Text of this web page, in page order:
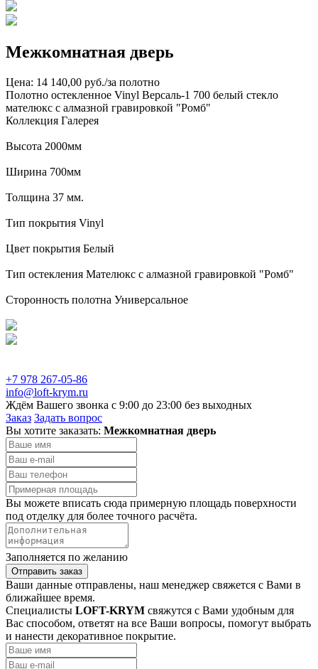
Межкомнатная дверь
Цена: 14 140,00 руб./за полотно
Полотно остекленное Vinyl Версаль-1 700 белый стекло
мателюкс с алмазной гравировкой "Ромб"
Коллекция Галерея
Высота 2000мм
Ширина 700мм
Толщина 37 мм.
Тип покрытия Vinyl
Цвет покрытия Белый
Тип остекления Мателюкс с алмазной гравировкой "Ромб"
Сторонность полотна Универсальное
+7 978 267-05-86
info@loft-krym.ru
Ждём Вашего звонка с 9:00 до 23:00 без выходных
Заказ Задать вопрос
Вы хотите заказать: Межкомнатная дверь
Вы можете вписать сюда примерную площадь поверхности
под отделку для более точного расчёта.
Заполняется по желанию
Отправить заказ
Ваши данные отправлены, наш менеджер свяжется с Вами в
ближайшее время.
Специалисты LOFT-KRYM свяжутся с Вами удобным для
Вас способом, ответят на все Ваши вопросы, помогут выбрать
и нанести декоративное покрытие.